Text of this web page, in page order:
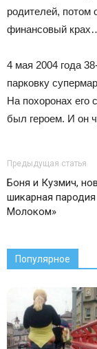
родителей, потом
финансовый
4 мая 2004 года
парковку
На похоронах его
был героем. И он
Предыдущая статья
Боня и Кузмич,
шикарная пародия
Молоком»
Популярное